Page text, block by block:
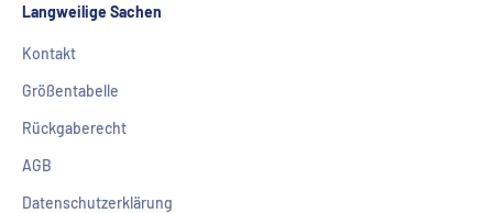
Langweilige Sachen
Kontakt
Größentabelle
Rückgaberecht
AGB
Datenschutzerklärung